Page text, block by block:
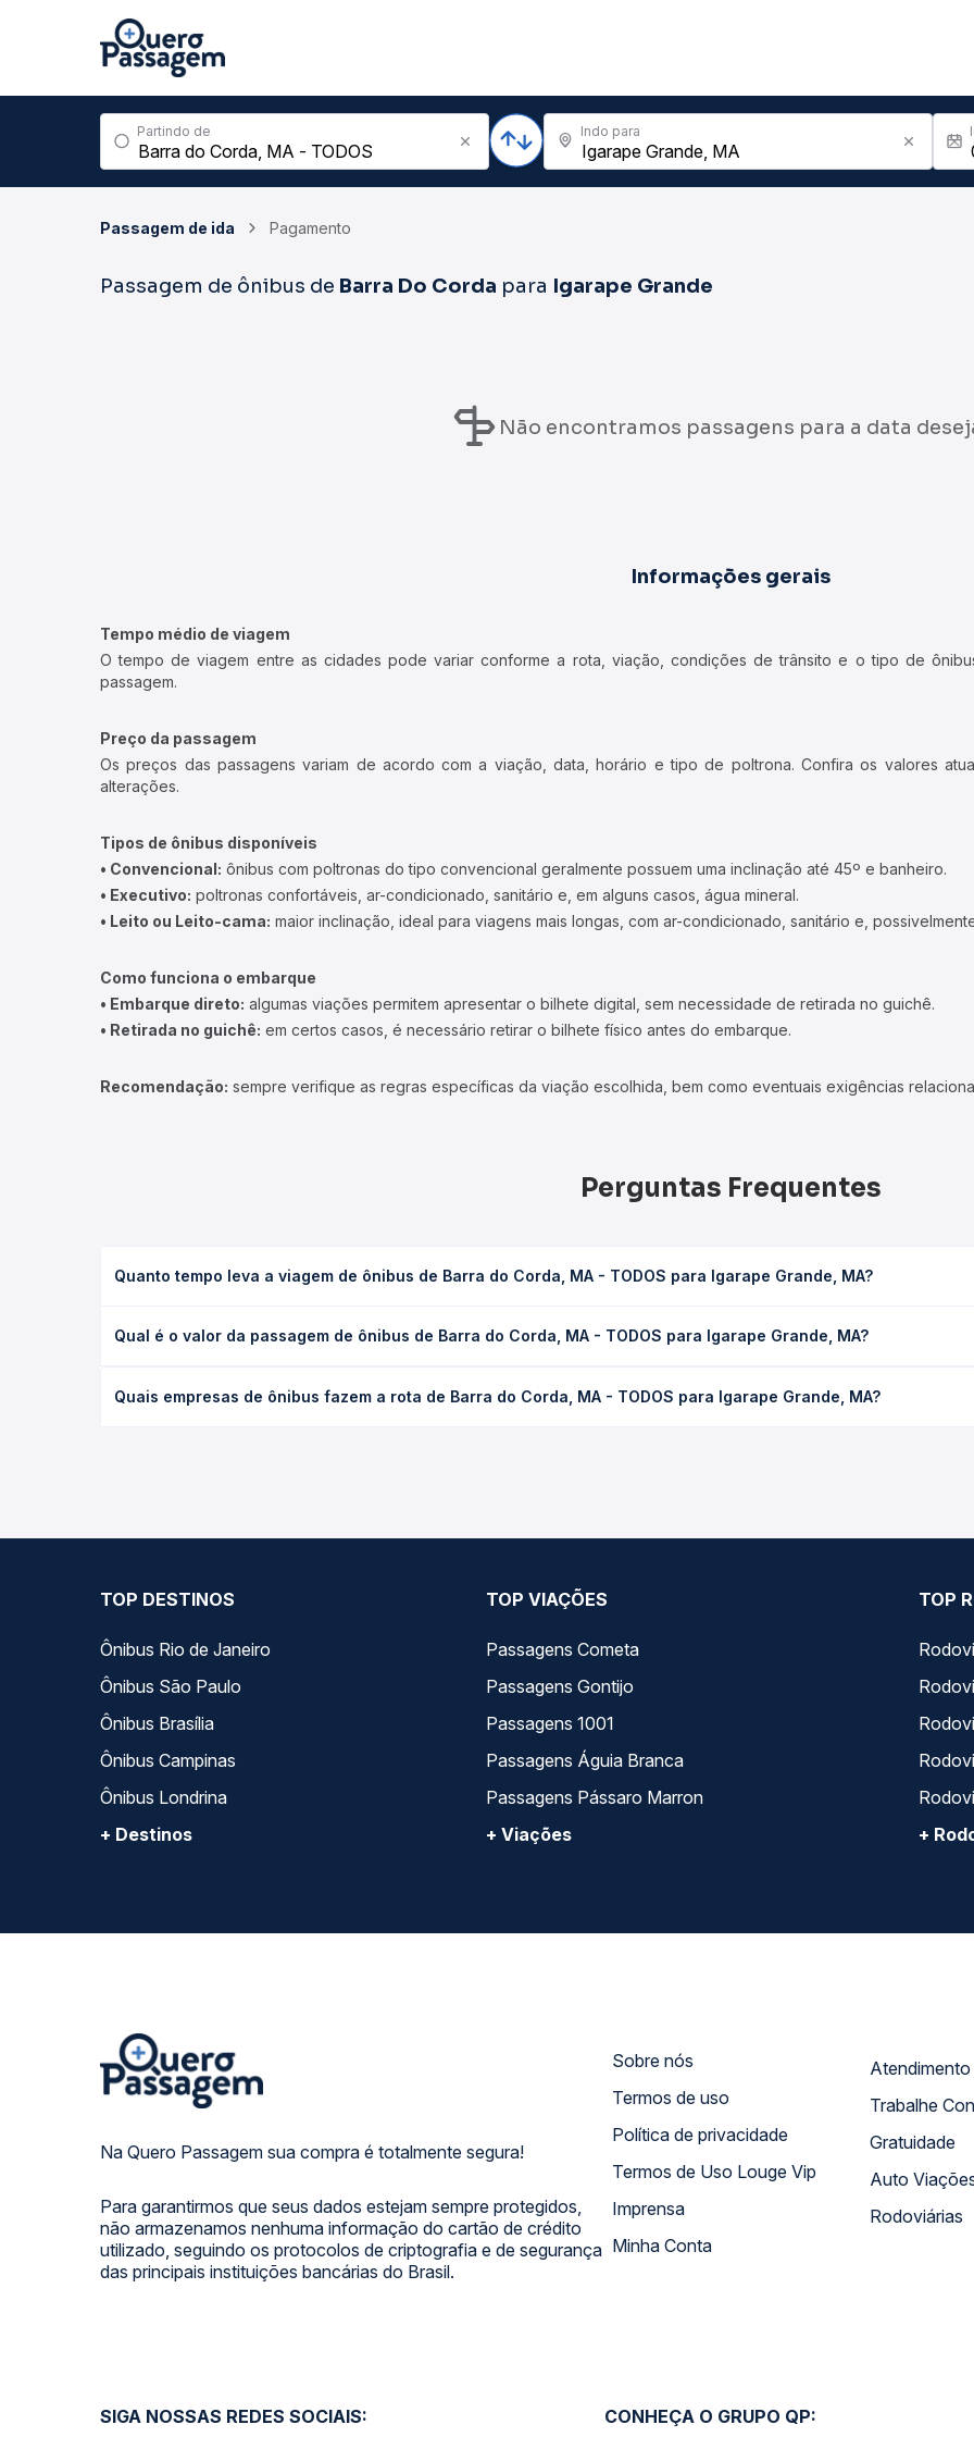
Partindo de Indo para
Passagem de ida Pagamento
Passagem de ônibus de Barra Do Corda para Igarape Grande
Não encontramos passagens para a data
Informações gerais
Tempo médio de viagem
O tempo de viagem entre as cidades pode variar conforme a rota, viação, condições de trânsito e o tipo de
passagem.
Preço da passagem
Os preços das passagens variam de acordo com a viação, data, horário e tipo de poltrona. Confira os valores
alterações.
Tipos de ônibus disponíveis
• Convencional: ônibus com poltronas do tipo convencional geralmente possuem uma inclinação até 45º e banheiro.
• Executivo: poltronas confortáveis, ar-condicionado, sanitário e, em alguns casos, água mineral.
• Leito ou Leito-cama: maior inclinação, ideal para viagens mais longas, com ar-condicionado, sanitário e,
Como funciona o embarque
• Embarque direto: algumas viações permitem apresentar o bilhete digital, sem necessidade de retirada no guichê.
• Retirada no guichê: em certos casos, é necessário retirar o bilhete físico antes do embarque.
Recomendação: sempre verifique as regras específicas da viação escolhida, bem como eventuais exigências
Perguntas Frequentes
Quanto tempo leva a viagem de ônibus de Barra do Corda, MA - TODOS para Igarape Grande, MA?
(convencional, executivo ou leito) e as condições de tráfego. Na Quero Passagem você consulta os horários
Qual é o valor da passagem de ônibus de Barra do Corda, MA - TODOS para Igarape Grande, MA?
empresa, o tipo de poltrona e a antecedência da compra. Na Quero Passagem você compara os preços de todas as
Quais empresas de ônibus fazem a rota de Barra do Corda, MA - TODOS para Igarape Grande, MA?
TOP DESTINOS
Ônibus Rio de Janeiro
Ônibus São Paulo
Ônibus Brasília
Ônibus Campinas
Ônibus Londrina
+ Destinos
TOP VIAÇÕES
Passagens Cometa
Passagens Gontijo
Passagens 1001
Passagens Águia Branca
Passagens Pássaro Marron
+ Viações
TOP
+
Na Quero Passagem sua compra é totalmente segura!
Para garantirmos que seus dados estejam sempre protegidos,
não armazenamos nenhuma informação do cartão de crédito
utilizado, seguindo os protocolos de criptografia e de segurança
das principais instituições bancárias do Brasil.
Sobre nós
Termos de uso
Política de privacidade
Termos de Uso Louge Vip
Imprensa
Minha Conta
Trabalhe
Gratuidade
Auto
Rodoviárias
SIGA NOSSAS REDES SOCIAIS: CONHEÇA O GRUPO QP: